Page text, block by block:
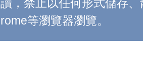
，禁止以任何形式儲存
等瀏覽器瀏覽。